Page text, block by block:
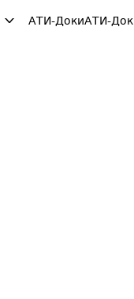
АТИ-ДокиАТИ-